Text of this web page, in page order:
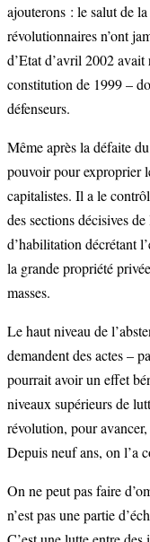
ajouterons : le salut de
révolutionnaires n’ont
d’Etat d’avril 2002
constitution de 1999 –
défenseurs.
Même après la défaite
pouvoir pour exproprier
capitalistes. Il a le
des sections décisives
d’habilitation décrétant
la grande propriété
masses.
Le haut niveau de
demandent des actes –
pourrait avoir un effet
niveaux supérieurs de
révolution, pour
Depuis neuf ans, on l’a
On ne peut pas faire
n’est pas une partie